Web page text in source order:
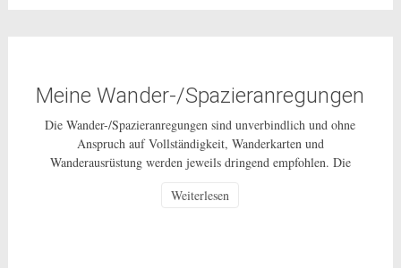
Meine Wander-/Spazieranregungen
Die Wander-/Spazieranregungen sind unverbindlich und ohne
Anspruch auf Vollständigkeit, Wanderkarten und
Wanderausrüstung werden jeweils dringend empfohlen. Die
Risiko und sind nur für den privaten Gebrauch gestattet. Bei den
Weiterlesen